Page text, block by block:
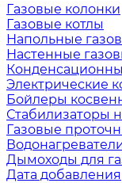
Газовые колонки
Газовые котлы
Напольные
Настенные
Электрические
Бойлеры
Стабилизаторы
Газовые
Дымоходы для
Дата добавления